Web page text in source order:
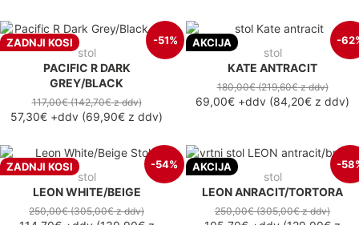
ZADNJI KOSI -51%
stol
PACIFIC R DARK
GREY/BLACK
117,00€(142,70€z ddv)
57,30€ +ddv (69,90€ z ddv)
AKCIJA -
stol
KATE ANTRACIT
180,00€(219,60€z ddv)
69,00€ +ddv (84,20€ z ddv)
ZADNJI KOSI -54%
stol
LEON WHITE/BEIGE
250,00€(305,00€z ddv)
AKCIJA -
stol
LEON ANRACIT/TORTORA
250,00€(305,00€z ddv)